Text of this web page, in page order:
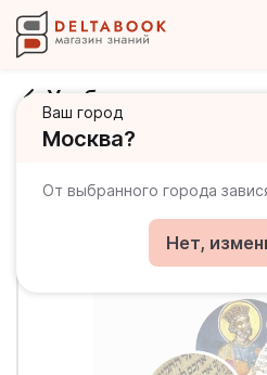
Ваш город
Москва?
От выбранного города
Нет,
Учебник